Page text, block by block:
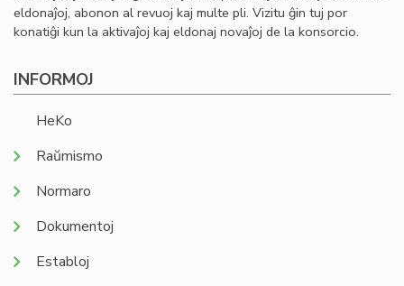
eldonaĵoj, abonon al revuoj kaj multe pli. Vizitu ĝin tuj por
konatiĝi kun la aktivaĵoj kaj eldonaj novaĵoj de la konsorcio.
INFORMOJ
HeKo
Raŭmismo
Normaro
Dokumentoj
Establoj